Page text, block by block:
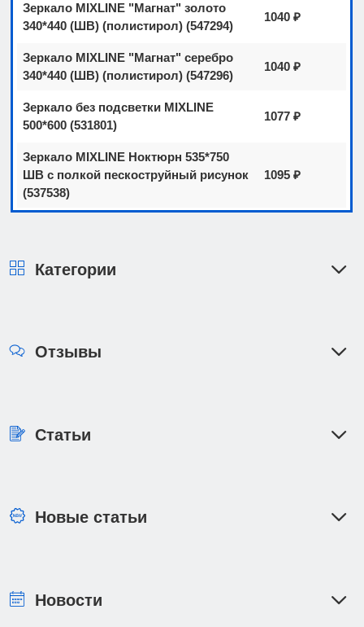
Зеркало MIXLINE "Магнат" золото
340*440 (ШВ) (полистирол) (547294)
1040 ₽
Зеркало MIXLINE "Магнат" серебро
340*440 (ШВ) (полистирол) (547296)
1040 ₽
Зеркало без подсветки MIXLINE
500*600 (531801)
1077 ₽
Зеркало MIXLINE Ноктюрн 535*750
ШВ с полкой пескоструйный рисунок
(537538)
1095 ₽
Категории
Отзывы
Статьи
Новые статьи
Новости